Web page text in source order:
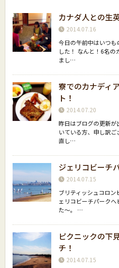
カナダ人との生
2014.07.16
今日の午前中はいつも
した！ なんと！6名の
まし…
寮でのカナディ
ト！
2014.07.20
昨日はブログの更新が
いている方、申し訳
直し…
ジェリコビーチ
2014.07.15
ブリティッシュコロ
ェリコビーチパーク
た〜。 …
ピクニックの下
チ！
2014.07.15